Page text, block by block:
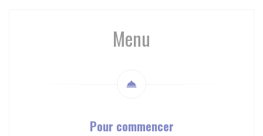
Menu
Pour commencer